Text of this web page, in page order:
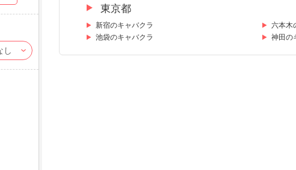
東京都
新宿のキャバクラ 六本木
池袋のキャバクラ
神田の